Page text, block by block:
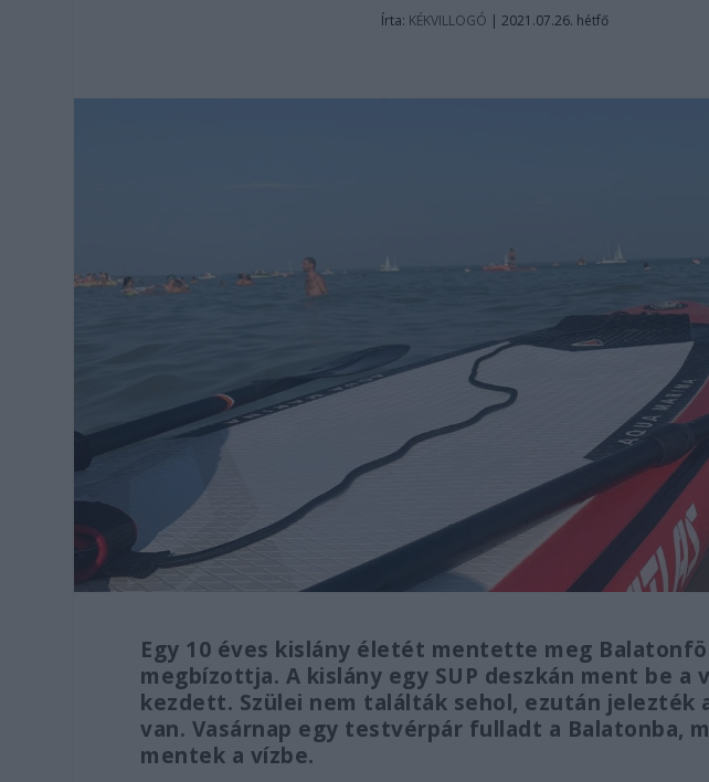
Írta: KÉKVILLOGÓ |2021.07.26. hétfő
Egy 10 éves kislány életét mentette meg
megbízottja. A kislány egy SUP deszkán ment be a
kezdett. Szülei nem találták sehol, ezután jelezték
van. Vasárnap egy testvérpár fulladt a Balatonba,
mentek a vízbe.